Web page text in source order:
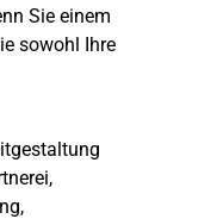
Sie einem
sowohl Ihre